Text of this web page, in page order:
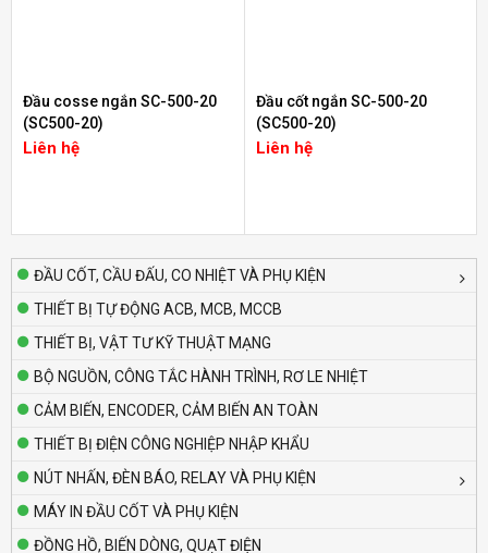
Đầu cosse ngắn SC-500-20
(SC500-20)
Liên hệ
Đầu cốt ngắn SC-500-20
(SC500-20)
Liên hệ
ĐẦU CỐT, CẦU ĐẤU, CO NHIỆT VÀ PHỤ KIỆN
THIẾT BỊ TỰ ĐỘNG ACB, MCB, MCCB
THIẾT BỊ, VẬT TƯ KỸ THUẬT MẠNG
BỘ NGUỒN, CÔNG TẮC HÀNH TRÌNH, RƠ LE NHIỆT
CẢM BIẾN, ENCODER, CẢM BIẾN AN TOÀN
THIẾT BỊ ĐIỆN CÔNG NGHIỆP NHẬP KHẨU
NÚT NHẤN, ĐÈN BÁO, RELAY VÀ PHỤ KIỆN
MÁY IN ĐẦU CỐT VÀ PHỤ KIỆN
ĐỒNG HỒ, BIẾN DÒNG, QUẠT ĐIỆN
Bộ định thời Analog – Power Off Delay
Autonics AT8PMN-6
Liên hệ
Bộ định thời Analog – Power Off Delay
Autonics AT8PSN-7
Liên hệ
Bộ định thời Analog – Power Off Delay
Liên hệ
Aptomat MCCB Fuji (Loại cố định)